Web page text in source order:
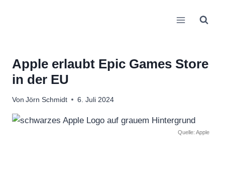
Apple erlaubt Epic Games Store
in der EU
Von Jörn Schmidt 6. Juli 2024
Quelle: Apple